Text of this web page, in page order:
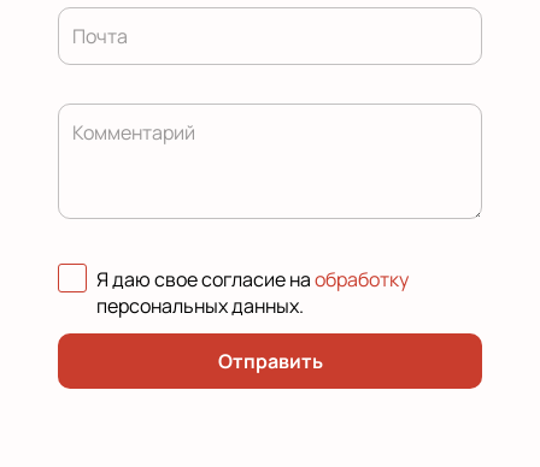
Почта
Комментарий
Я даю свое согласие наобработку
персональных данных.
Отправить